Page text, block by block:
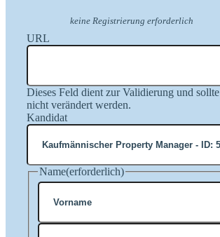
keine Registrierung erforderlich
URL
Dieses Feld dient zur Validierung und sollte
nicht verändert werden.
Kandidat
Name(erforderlich)
Vorname